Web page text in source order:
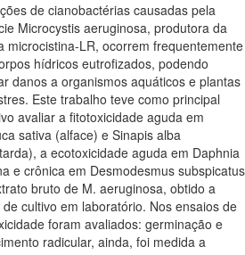
de cianobactérias causadas pela
Microcystis aeruginosa, produtora da
microcistina-LR, ocorrem frequentemente
hídricos eutrofizados, podendo
danos a organismos aquáticos e plantas
Este trabalho teve como principal
avaliar a fitotoxicidade aguda em
sativa (alface) e Sinapis alba
a ecotoxicidade aguda em Daphnia
e crônica em Desmodesmus subspicatus
bruto de M. aeruginosa, obtido a
cultivo em laboratório. Nos ensaios de
foram avaliados: germinação e
radicular, ainda, foi medida a